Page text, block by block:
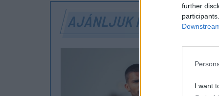
further
I want
AJÁNLJUK MÉG